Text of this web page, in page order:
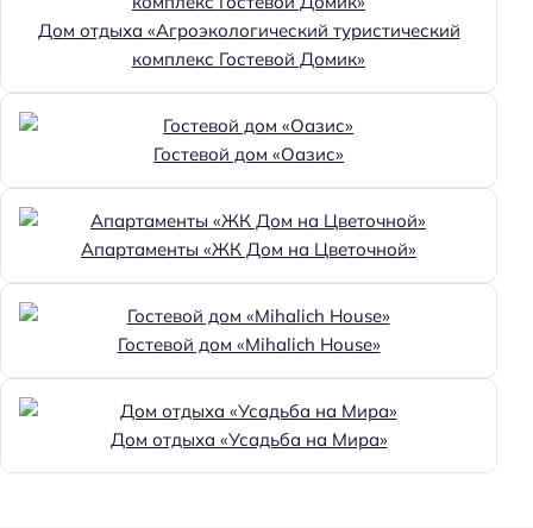
Дом отдыха «Агроэкологический туристический
комплекс Гостевой Домик»
Гостевой дом «Оазис»
Апартаменты «ЖК Дом на Цветочной»
Гостевой дом «Mihalich House»
Дом отдыха «Усадьба на Мира»